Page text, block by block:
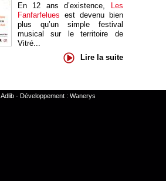
En 12 ans d’existence, Les
Fanfarfelues est devenu bien
plus qu’un simple festival
musical sur le territoire de
Vitré...
Lire la suite
Adlib- Développement : Wanerys